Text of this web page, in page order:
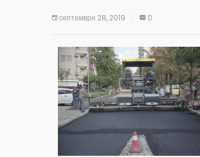
септември 28, 2019 0